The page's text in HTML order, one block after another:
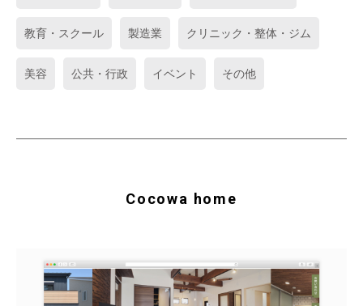
教育・スクール 製造業 クリニック・整体・ジム
美容 公共・行政 イベント その他
Cocowa home